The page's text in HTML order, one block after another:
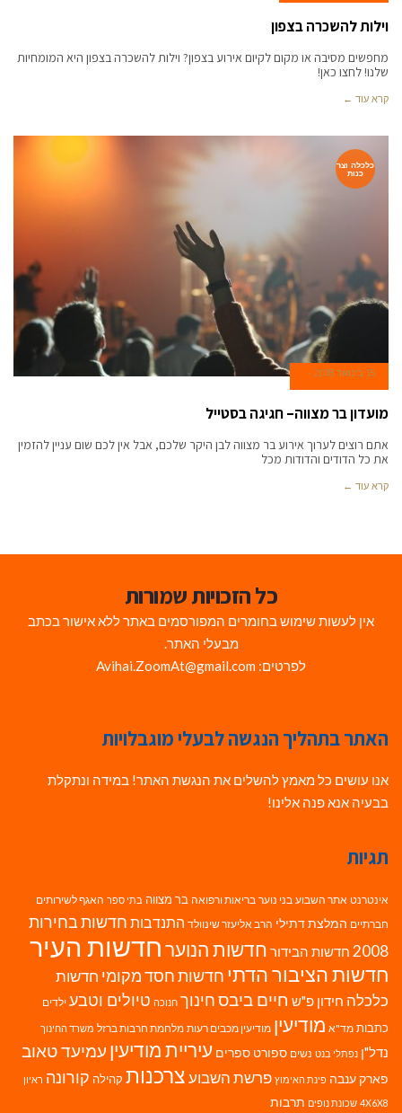
וילות להשכרה בצפון
מחפשים מסיבה או מקום לקיום אירוע בצפון? וילות להשכרה בצפון היא המומחיות
שלנו! לחצו כאן!
קרא עוד ←
כלכלה וצר
כנות
15 בינואר 2018
מועדון בר מצווה– חגיגה בסטייל
אתם רוצים לערוך אירוע בר מצווה לבן היקר שלכם, אבל אין לכם שום עניין להזמין
את כל הדודים והדודות מכל
קרא עוד ←
כל הזכויות שמורות
אין לעשות שימוש בחומרים המפורסמים באתר ללא אישור בכתב
מבעלי האתר.
לפרטים: Avihai.ZoomAt@gmail.com
האתר בתהליך הנגשה לבעלי מוגבלויות
אנו עושים כל מאמץ להשלים את הנגשת האתר! במידה ונתקלת
בבעיה אנא פנה אלינו!
תגיות
אינטרנט אתר השבוע בני נוער בריאות ורפואה בר מצווה בתי ספר האגף לשירותים
חברתיים המלצת דתילי הרב אליעזר שינוולד התנדבות חדשות בחירות
2008 חדשות הבידור חדשות הנוערחדשות העיר
חדשות הציבור הדתי חדשות חסד מקומי חדשות
כלכלה חידון פ"ש חיים ביבסחינוך חנוכה טיולים וטבע ילדים
כתבות מד"א מודיעין מודיעין מכבים רעות מלחמת חרבות ברזל משרד החינוך
נדל"ן נפתלי בנט נשים ספורט ספרים עיריית מודיעין עמיעד טאוב
פארק ענבה פינת האימוץ פרשת השבועצרכנות קהילה קורונה ראיון
4X6X8 שכונת נופים תרבות